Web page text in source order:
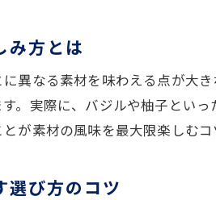
実際に味わいたい地元自
ハンバーガーの味と食感
テイクアウト時の保管温
忙しい日も簡単にできる
み方とは
異なる素材を味わえる点が大
。実際に、バジルや柚子とい
が素材の風味を最大限楽しむコ
選び方のコツ